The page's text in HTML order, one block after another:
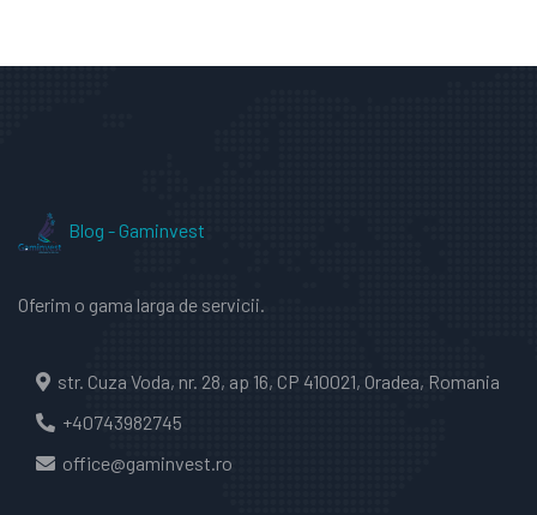
Blog - Gaminvest
Oferim o gama larga de servicii.
str. Cuza Voda, nr. 28, ap 16, CP 410021, Oradea, Romania
+40743982745
office@gaminvest.ro